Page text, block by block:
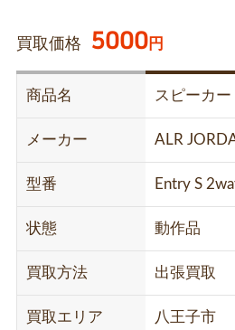
買取価格 5000円
商品名 スピーカー
メーカー ALR
型番 Entry S
状態 動作品
買取方法 出張買取
買取エリア 八王子市